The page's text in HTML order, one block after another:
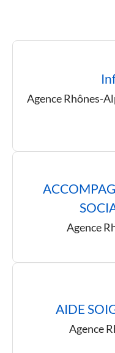
Agence Rhônes-
Agence
AIDE
Agence